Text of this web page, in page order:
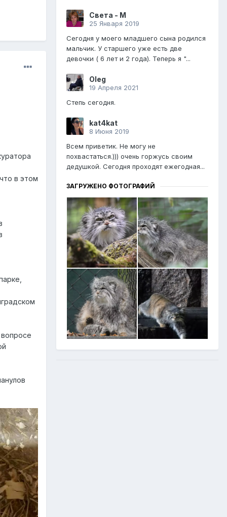
в этом
Света - М
25 Января 2019
Сегодня у моего младшего сына родился
мальчик. У старшего уже есть две
девочки ( 6 лет и 2 года). Теперь я "...
Oleg
19 Апреля 2021
Степь сегодня.
kat4kat
8 Июня 2019
Всем приветик. Не могу не
похвастаться.))) очень горжусь своим
дедушкой. Сегодня проходят ежегодная...
ЗАГРУЖЕНО ФОТОГРАФИЙ